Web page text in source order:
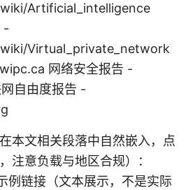
Artificial_intelligence
-
Virtual_private_network
网络安全报告 -
自由度报告 -
本文相关段落中自然嵌入，点
注意负载与地区合规）：
例链接（文本展示，不是实际